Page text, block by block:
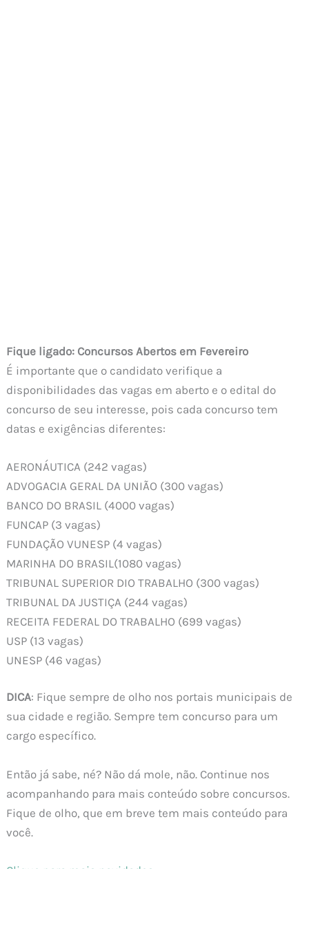
Fique ligado: Concursos Abertos em Fevereiro
É importante que o candidato verifique a
disponibilidades das vagas em aberto e o edital do
concurso de seu interesse, pois cada concurso tem
datas e exigências diferentes:
AERONÁUTICA (242 vagas)
ADVOGACIA GERAL DA UNIÃO (300 vagas)
BANCO DO BRASIL (4000 vagas)
FUNCAP (3 vagas)
FUNDAÇÃO VUNESP (4 vagas)
MARINHA DO BRASIL(1080 vagas)
TRIBUNAL SUPERIOR DIO TRABALHO (300 vagas)
TRIBUNAL DA JUSTIÇA (244 vagas)
RECEITA FEDERAL DO TRABALHO (699 vagas)
USP (13 vagas)
UNESP (46 vagas)
DICA: Fique sempre de olho nos portais municipais de
sua cidade e região. Sempre tem concurso para um
cargo específico.
Então já sabe, né? Não dá mole, não. Continue nos
acompanhando para mais conteúdo sobre concursos.
Fique de olho, que em breve tem mais conteúdo para
você.
Clique para mais novidades.